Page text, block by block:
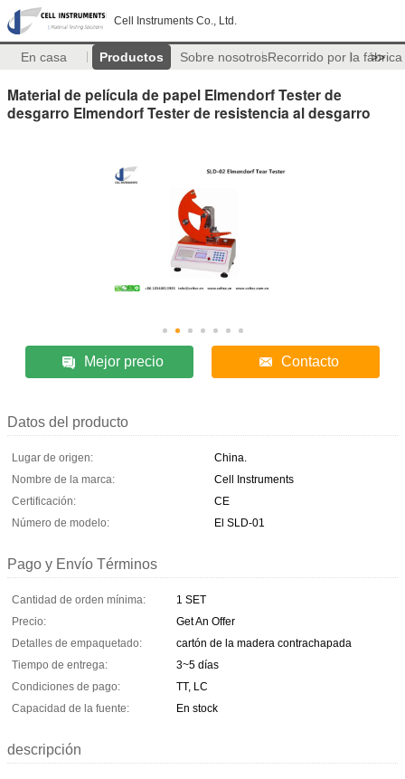
Cell Instruments Co., Ltd.
En casa Productos Sobre nosotrosRecorrido por la fábrica
>>
Material de película de papel Elmendorf Tester de
desgarro Elmendorf Tester de resistencia al desgarro
Mejor precio Contacto
Datos del producto
Lugar de origen:
China.
Nombre de la marca:
Cell Instruments
Certificación:
CE
Número de modelo:
El SLD-01
Pago y Envío Términos
Cantidad de orden mínima:
1 SET
Precio:
Get An Offer
Detalles de empaquetado:
cartón de la madera contrachapada
Tiempo de entrega:
3~5 días
Condiciones de pago:
TT, LC
Capacidad de la fuente:
En stock
descripción